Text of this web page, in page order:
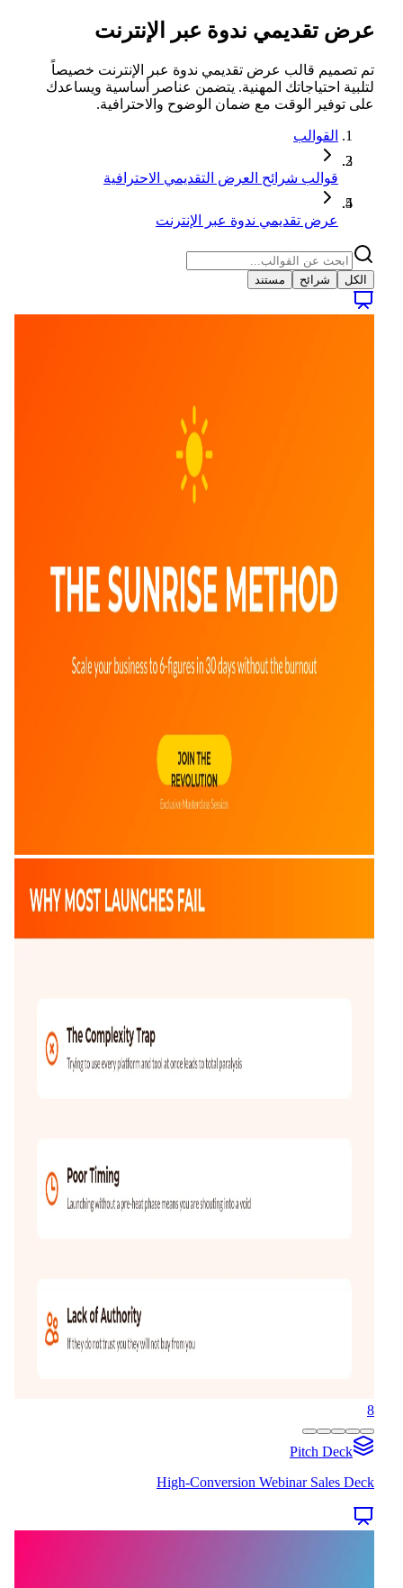
عرض تقديمي ندوة عبر الإنترنت
تم تصميم قالب عرض تقديمي ندوة عبر الإنترنت خصيصاً
لتلبية احتياجاتك المهنية. يتضمن عناصر أساسية ويساعدك
على توفير الوقت مع ضمان الوضوح والاحترافية.
القوالب
قوالب شرائح العرض التقديمي الاحترافية
عرض تقديمي ندوة عبر الإنترنت
الكل شرائح مستند
8
Pitch Deck
High-Conversion Webinar Sales Deck